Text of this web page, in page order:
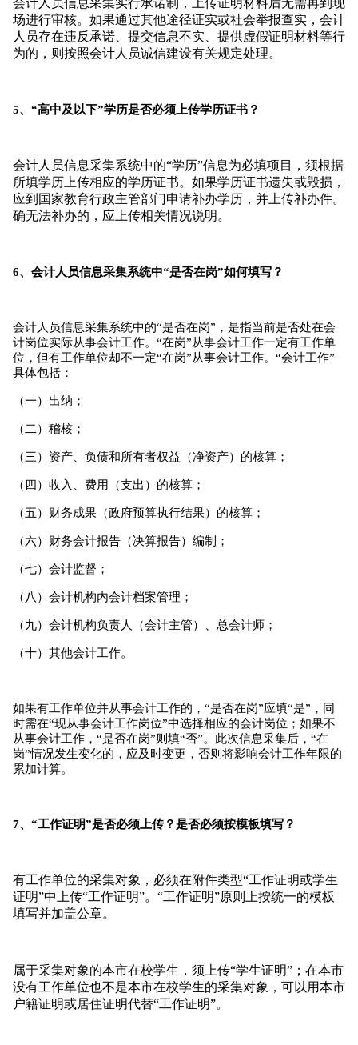
会计人员信息采集实行承诺制，上传证明材料后无需再到现
场进行审核。 如果通过其他途径证实或社会举报查实，会计
人员存在违反承诺、提交信息不实、提供虚假证明材料等行
为的，则按照会计人员诚信建设有关规定处理。
5、“高中及以下”学历是否必须上传学历证书？
会计人员信息采集系统中的“学历”信息为必填项目，须根据
所填学历上传相应的学历证书。 如果学历证书遗失或毁损，
应到国家教育行政主管部门申请补办学历，并上传补办件。
确无法补办的，应上传相关情况说明。
6、会计人员信息采集系统中“是否在岗”如何填写？
会计人员信息采集系统中的“是否在岗”，是指当前是否处在会
计岗位实际从事会计工作。 “在岗”从事会计工作一定有工作单
位，但有工作单位却不一定“在岗”从事会计工作。 “会计工作”
具体包括：
（一）出纳；
（二）稽核；
（三）资产、负债和所有者权益（净资产）的核算；
（四）收入、费用（支出）的核算；
（五）财务成果（政府预算执行结果）的核算；
（六）财务会计报告（决算报告）编制；
（七）会计监督；
（八）会计机构内会计档案管理；
（九）会计机构负责人（会计主管）、总会计师；
（十）其他会计工作。
如果有工作单位并从事会计工作的，“是否在岗”应填“是”，同
时需在“现从事会计工作岗位”中选择相应的会计岗位； 如果不
从事会计工作，“是否在岗”则填“否”。 此次信息采集后，“在
岗”情况发生变化的，应及时变更，否则将影响会计工作年限的
累加计算。
7、“工作证明”是否必须上传？是否必须按模板填写？
有工作单位的采集对象，必须在附件类型“工作证明或学生
证明”中上传“工作证明”。 “工作证明”原则上按统一的模板
填写并加盖公章。
属于采集对象的本市在校学生，须上传“学生证明”； 在本市
没有工作单位也不是本市在校学生的采集对象，可以用本市
户籍证明或居住证明代替“工作证明”。